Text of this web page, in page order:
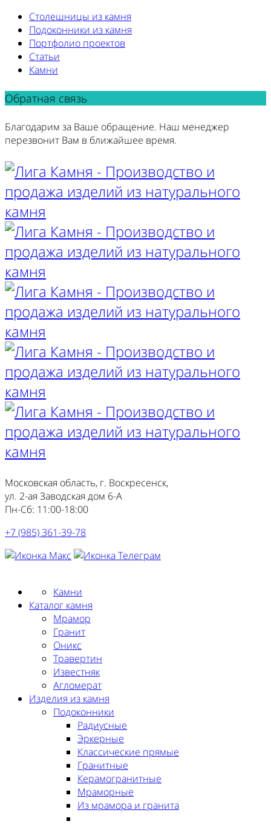
Столешницы из камня
Подоконники из камня
Портфолио проектов
Статьи
Камни
Обратная связь
Благодарим за Ваше обращение. Наш менеджер
перезвонит Вам в ближайшее время.
Московская область, г. Воскресенск,
ул. 2-ая Заводская дом 6-А
Пн-Сб: 11:00-18:00
+7 (985) 361-39-78
Камни
Каталог камня
Мрамор
Гранит
Оникс
Травертин
Известняк
Агломерат
Изделия из камня
Подоконники
Радиусные
Эркерные
Классические прямые
Гранитные
Керамогранитные
Мраморные
Из мрамора и гранита